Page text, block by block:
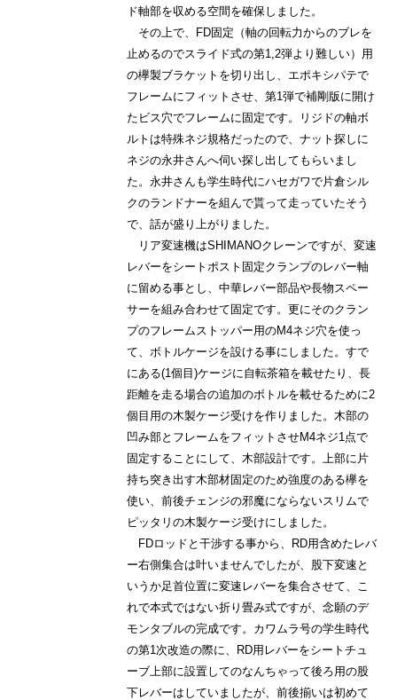
ド軸部を収める空間を確保しました。
その上で、FD固定（軸の回転力からのブレを
止めるのでスライド式の第1,2弾より難しい）用
の欅製ブラケットを切り出し、エポキシパテで
フレームにフィットさせ、第1弾で補剛版に開け
たビス穴でフレームに固定です。リジドの軸ボ
ルトは特殊ネジ規格だったので、ナット探しに
ネジの永井さんへ伺い探し出してもらいまし
た。永井さんも学生時代にハセガワで片倉シル
クのランドナーを組んで貰って走っていたそう
で、話が盛り上がりました。
リア変速機はSHIMANOクレーンですが、変速
レバーをシートポスト固定クランプのレバー軸
に留める事とし、中華レバー部品や長物スペー
サーを組み合わせて固定です。更にそのクラン
プのフレームストッパー用のM4ネジ穴を使っ
て、ボトルケージを設ける事にしました。すで
にある(1個目)ケージに自転茶箱を載せたり、長
距離を走る場合の追加のボトルを載せるために2
個目用の木製ケージ受けを作りました。木部の
凹み部とフレームをフィットさせM4ネジ1点で
固定することにして、木部設計です。上部に片
持ち突き出す木部材固定のため強度のある欅を
使い、前後チェンジの邪魔にならないスリムで
ピッタリの木製ケージ受けにしました。
FDロッドと干渉する事から、RD用含めたレバ
ー右側集合は叶いませんでしたが、股下変速と
いうか足首位置に変速レバーを集合させて、こ
れで本式ではない折り畳み式ですが、念願のデ
モンタブルの完成です。カワムラ号の学生時代
の第1次改造の際に、RD用レバーをシートチュ
ーブ上部に設置してのなんちゃって後ろ用の股
下レバーはしていましたが、前後揃いは初めて